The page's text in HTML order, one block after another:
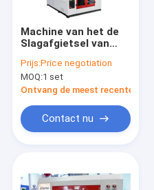
Machine van het de
Slagafgietsel van
Duurzame Plastic
Drie Laag Zes Hoofd
Hoge Precisie
Prijs:Price negotiation
MOQ:1 set
Ontvang de meest recente Prijs
Contact nu